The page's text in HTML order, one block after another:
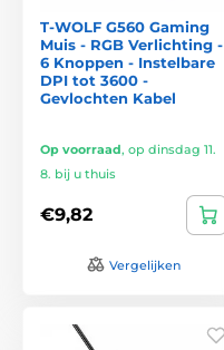
T-WOLF G560 Gaming
Muis - RGB Verlichting -
6 Knoppen - Instelbare
DPI tot 3600 -
Gevlochten Kabel
Op voorraad, op dinsdag 11.
8. bij u thuis
€9,82
Vergelijken